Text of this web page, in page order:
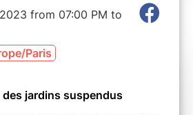
from 07:00 PM to
Paris
des jardins suspendus